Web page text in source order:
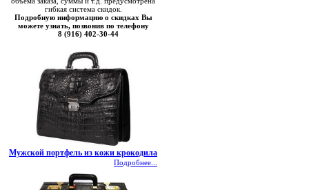
гибкая система скидок.
Подробную информацию о скидках Вы
можете узнать, позвонив по телефону
8 (916) 402-30-44
Мужской портфель из кожи крокодила
Подробнее...